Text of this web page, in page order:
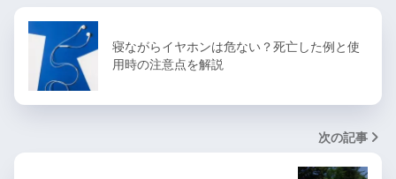
寝ながらイヤホンは危ない？死亡した例と使
用時の注意点を解説
次の記事